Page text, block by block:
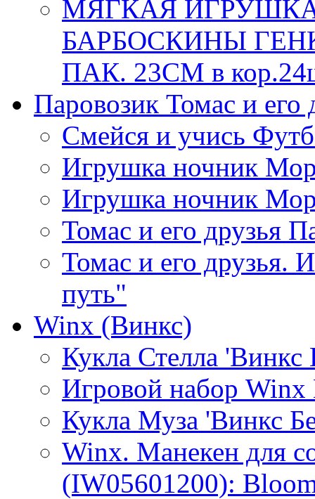
МЯГКАЯ
БАРБОСКИНЫ
ПАК. 23СМ в
Паровозик Томас и его
Смейся и учись
Игрушка ночник
Игрушка ночник
Томас и его друзья
Томас и его друзья.
путь"
Winx (Винкс)
Кукла Стелла
Игровой набор Winx
Кукла Муза 'Винкс
Winx. Манекен для
(IW05601200):